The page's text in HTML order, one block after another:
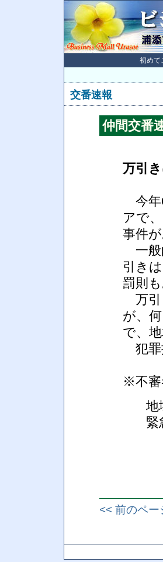
初めて
交番速報
仲間交番
万引
今年
アで
事件
一般
引き
罰則も
万引
が、
で、
犯罪
※不審
地
緊
<< 前のペー